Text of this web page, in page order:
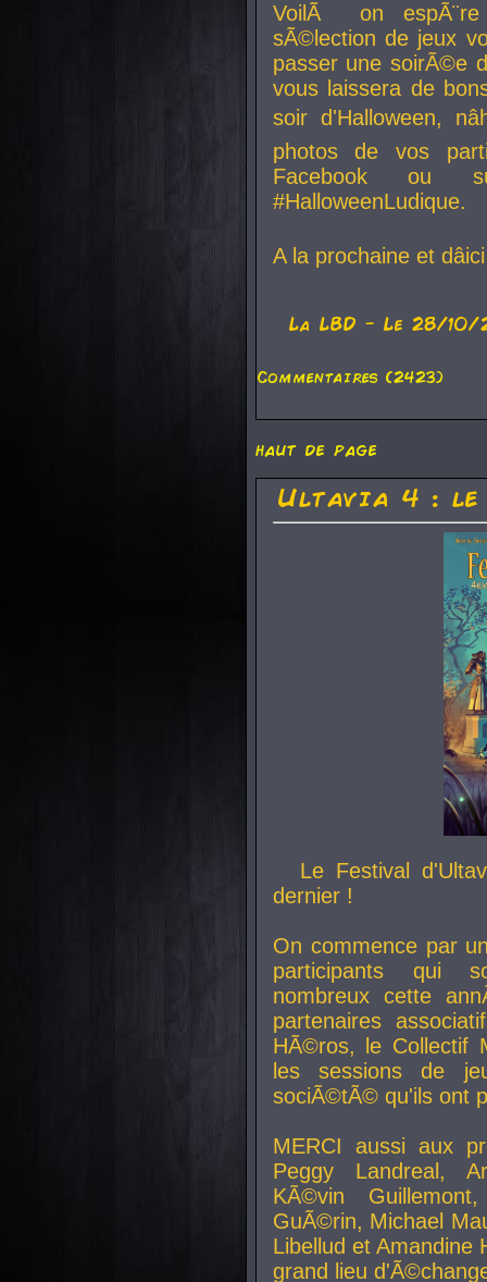
VoilÃ on
sÃ©lection de jeux
passer une soirÃ©e
vous laissera de
soir d'Halloween,
photos de vos
Facebook ou
#HalloweenLudique.
A la prochaine et
La LBD - Le 28/10/
Commentaires (2423)
haut de page
Ultavia 4 :
Le Festival
dernier !
On commence par
participants qui
nombreux cette
partenaires
HÃ©ros, le Collectif
les sessions de
sociÃ©tÃ© qu'ils ont
MERCI aussi aux
Peggy Landreal,
KÃ©vin
GuÃ©rin, Michael
Libellud et Amandine
grand lieu